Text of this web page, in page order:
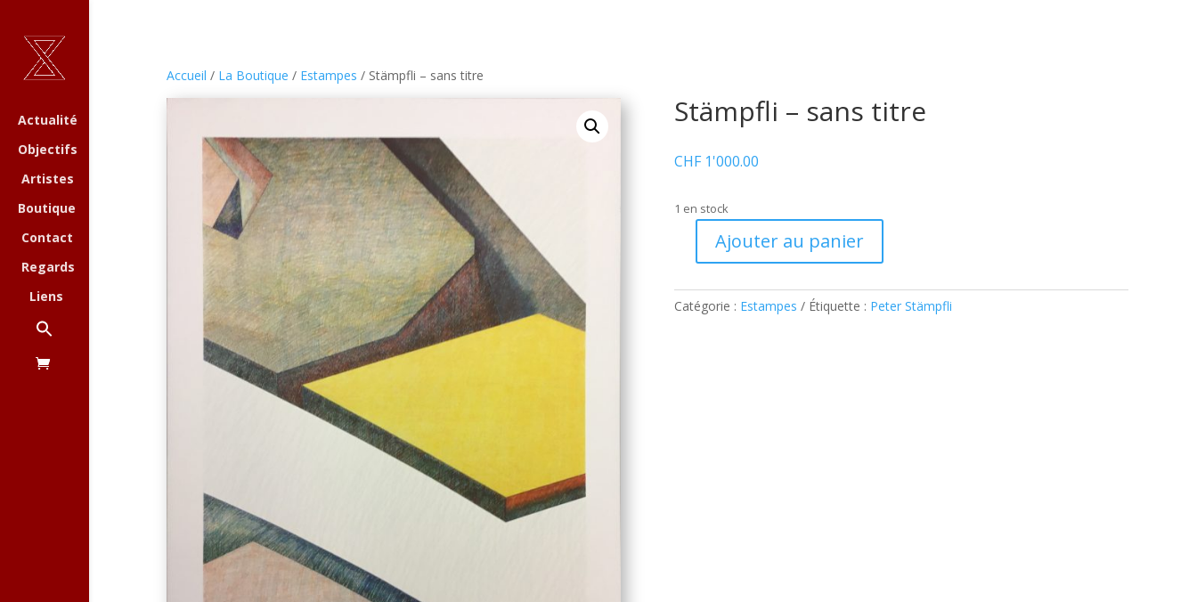
Actualité
Objectifs
Artistes
Boutique
Contact
Regards
Liens
Accueil / La Boutique / Estampes / Stämpfli – sans titre
Stämpfli – sans titre
CHF1'000.00
1 en stock
quantité
Stämpfli
–
Ajouter au panier
Catégorie : Estampes Étiquette : Peter Stämpfli